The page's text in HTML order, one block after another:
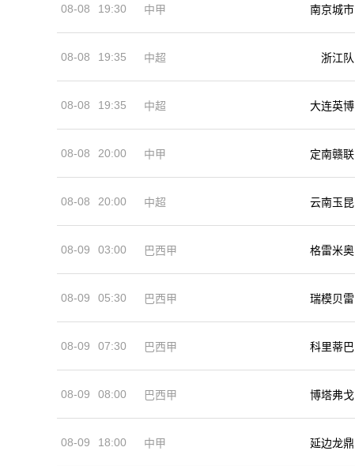
08-08 19:30 中甲 南京城市
08-08 19:35 中超 浙江队
08-08 19:35 中超 大连英博
08-08 20:00 中甲 定南赣联
08-08 20:00 中超 云南玉昆
08-09 03:00 巴西甲 格雷米奥
08-09 05:30 巴西甲 瑞模贝雷
08-09 07:30 巴西甲 科里蒂巴
08-09 08:00 巴西甲 博塔弗戈
08-09 18:00 中甲 延边龙鼎